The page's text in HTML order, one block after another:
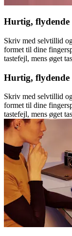
Hurtig,
Skriv med selvtillid
formet til dine
tastefejl, mens øget
Hurtig,
Skriv med selvtillid
formet til dine
tastefejl, mens øget